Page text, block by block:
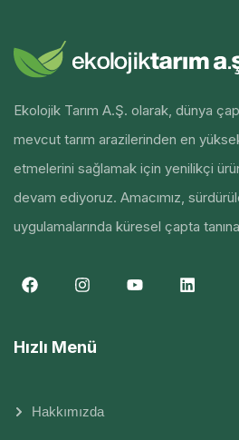
Ekolojik Tarım A.Ş. olarak, dünya
mevcut tarım arazilerinden en
etmelerini sağlamak için yenilikçi
devam ediyoruz. Amacımız,
uygulamalarında küresel çapta
Hızlı Menü
Hakkımızda